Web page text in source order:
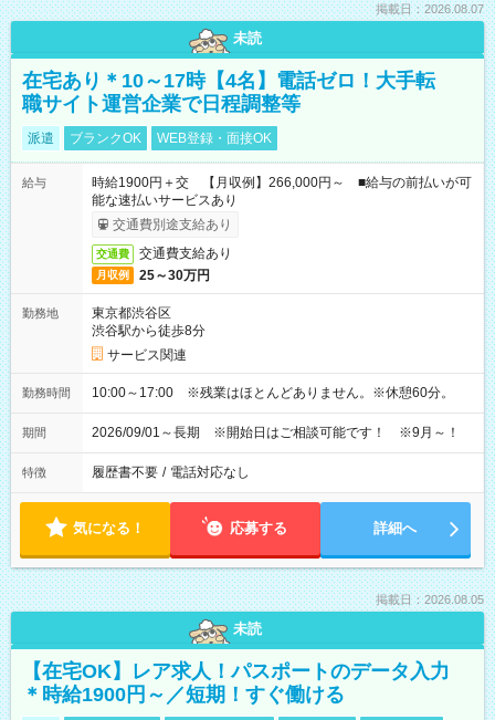
掲載日：2026.08.07
未読
在宅あり＊10～17時【4名】電話ゼロ！大手転
職サイト運営企業で日程調整等
派遣 ブランクOK WEB登録・面接OK
給与
時給1900円＋交 【月収例】266,000円～ ■給与の前払いが可
能な速払いサービスあり
交通費別途支給あり
交通費 交通費支給あり
月収例 25～30万円
勤務地
東京都渋谷区
渋谷駅から徒歩8分
サービス関連
勤務時間 10:00～17:00 ※残業はほとんどありません。※休憩60分。
期間 2026/09/01～長期 ※開始日はご相談可能です！ ※9月～！
特徴 履歴書不要 / 電話対応なし
気になる！ 応募する 詳細へ
掲載日：2026.08.05
未読
【在宅OK】レア求人！パスポートのデータ入力
＊時給1900円～／短期！すぐ働ける